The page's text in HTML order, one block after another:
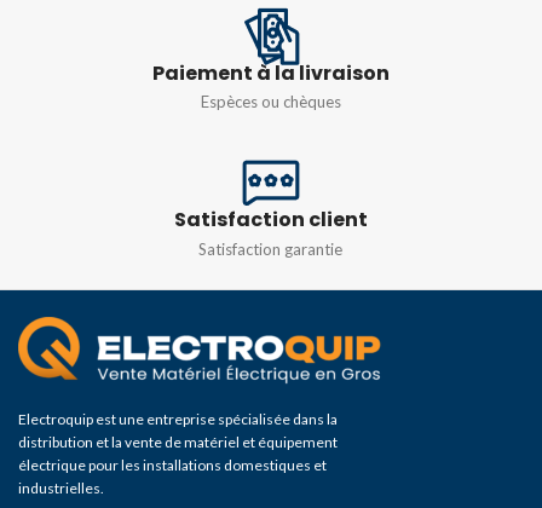
Paiement à la livraison
Espèces ou chèques
Satisfaction client
Satisfaction garantie
Electroquip est une entreprise spécialisée dans la
distribution et la vente de matériel et équipement
électrique pour les installations domestiques et
industrielles.